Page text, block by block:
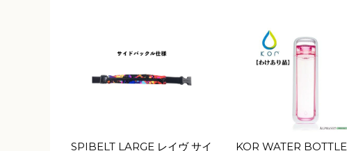
SPIBELT LARGE レイヴ サイ
KOR WATER BOTTLE